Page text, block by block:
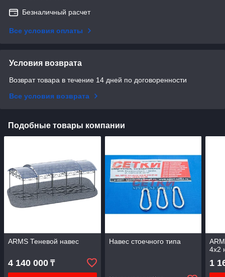
Безналичный расчет
Все условия оплаты
Условия возврата
Возврат товара в течение 14 дней по договоренности
Все условия возврата
Подобные товары компании
ARMS Теневой навес
4 140 000 ₸
Навес стоечного типа
4х2
1